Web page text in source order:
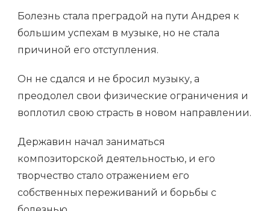
Болезнь стала преградой на пути Андрея к
большим успехам в музыке, но не стала
причиной его отступления.
Он не сдался и не бросил музыку, а
преодолел свои физические ограничения и
воплотил свою страсть в новом направлении.
Державин начал заниматься
композиторской деятельностью, и его
творчество стало отражением его
собственных переживаний и борьбы с